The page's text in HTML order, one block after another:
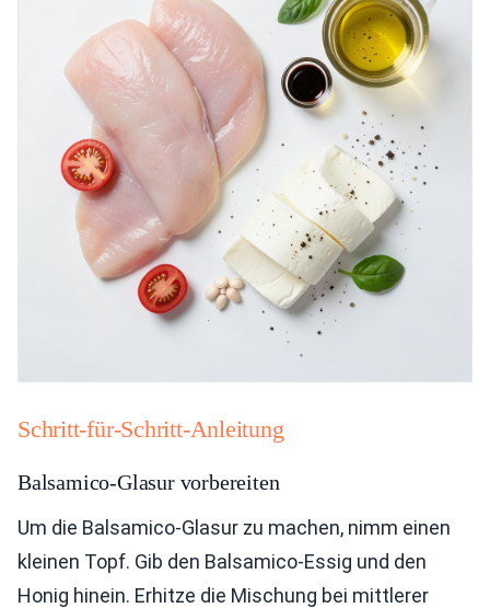
Schritt-für-Schritt-Anleitung
Balsamico-Glasur vorbereiten
Um die Balsamico-Glasur zu machen, nimm einen
kleinen Topf. Gib den Balsamico-Essig und den
Honig hinein. Erhitze die Mischung bei mittlerer